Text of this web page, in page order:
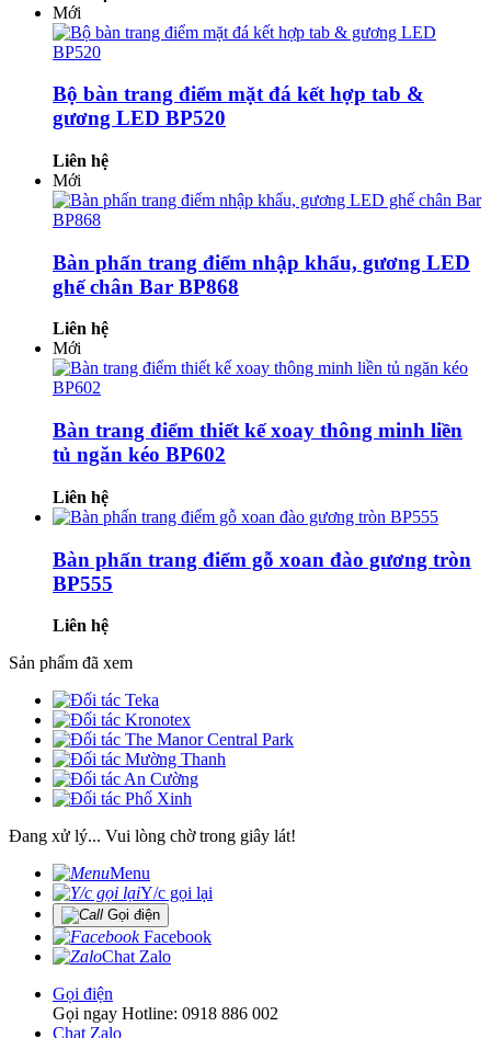
Mới
Bộ bàn trang điểm mặt đá kết hợp tab &
gương LED BP520
Liên hệ
Mới
Bàn phấn trang điểm nhập khẩu, gương LED
ghế chân Bar BP868
Liên hệ
Mới
Bàn trang điểm thiết kế xoay thông minh liền
tủ ngăn kéo BP602
Liên hệ
Bàn phấn trang điểm gỗ xoan đào gương tròn
BP555
Liên hệ
Sản phẩm đã xem
Đang xử lý... Vui lòng chờ trong giây lát!
Menu
Y/c gọi lại
Gọi điện
Facebook
Chat Zalo
Gọi điện
Gọi ngay Hotline: 0918 886 002
Chat Zalo